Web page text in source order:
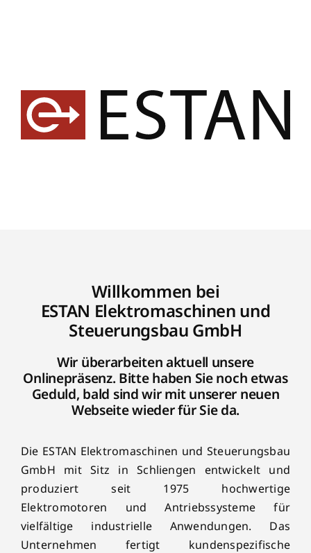
Willkommen bei
ESTAN Elektromaschinen und
Steuerungsbau GmbH
Wir überarbeiten aktuell unsere
Onlinepräsenz. Bitte haben Sie noch etwas
Geduld, bald sind wir mit unserer neuen
Webseite wieder für Sie da.
Die ESTAN Elektromaschinen und Steuerungsbau
GmbH mit Sitz in Schliengen entwickelt und
produziert seit 1975 hochwertige
Elektromotoren und Antriebssysteme für
vielfältige industrielle Anwendungen. Das
Unternehmen fertigt kundenspezifische